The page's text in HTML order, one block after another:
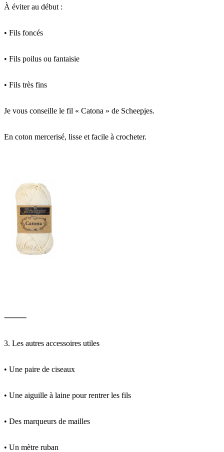
À éviter au début :
• Fils foncés
• Fils poilus ou fantaisie
• Fils très fins
Je vous conseille le fil « Catona » de Scheepjes.
En coton mercerisé, lisse et facile à crocheter.
⸻
3. Les autres accessoires utiles
• Une paire de ciseaux
• Une aiguille à laine pour rentrer les fils
• Des marqueurs de mailles
• Un mètre ruban